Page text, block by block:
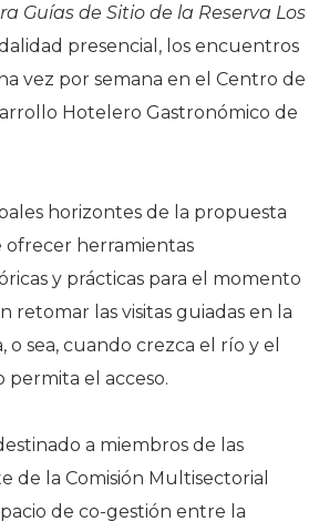
Guías de Sitio de la Reserva Los
presencial, los encuentros
vez por semana en el Centro de
Hotelero Gastronómico de
horizontes de la propuesta
herramientas
y prácticas para el momento
retomar las visitas guiadas en la
o sea, cuando crezca el río y el
permita el acceso.
a miembros de las
de la Comisión Multisectorial
de co-gestión entre la